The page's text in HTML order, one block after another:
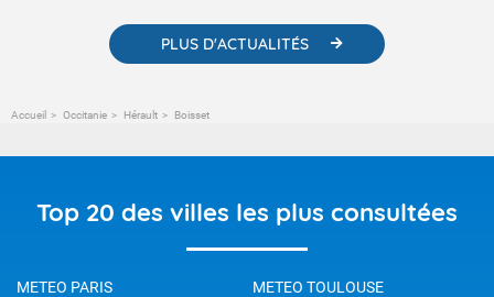
PLUS D'ACTUALITÉS
Accueil Occitanie Hérault Boisset
Top 20 des villes les plus consultées
METEO PARIS
METEO TOULOUSE